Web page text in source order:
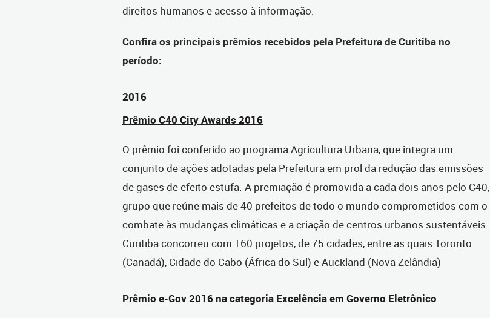
direitos humanos e acesso à informação.
Confira os principais prêmios recebidos pela Prefeitura de Curitiba no
período:
2016
Prêmio C40 City Awards 2016
O prêmio foi conferido ao programa Agricultura Urbana, que integra um
conjunto de ações adotadas pela Prefeitura em prol da redução das emissões
de gases de efeito estufa. A premiação é promovida a cada dois anos pelo C40,
grupo que reúne mais de 40 prefeitos de todo o mundo comprometidos com o
combate às mudanças climáticas e a criação de centros urbanos sustentáveis.
Curitiba concorreu com 160 projetos, de 75 cidades, entre as quais Toronto
(Canadá), Cidade do Cabo (África do Sul) e Auckland (Nova Zelândia)
Prêmio e-Gov 2016 na categoria Excelência em Governo Eletrônico